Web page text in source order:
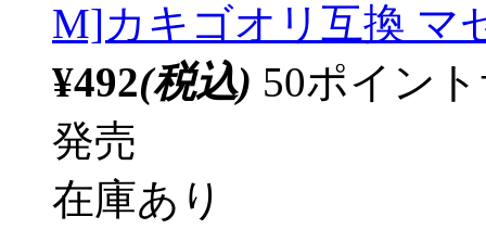
M]カキゴオリ互換 マ
¥492(税込) 50ポイン
発売
在庫あり